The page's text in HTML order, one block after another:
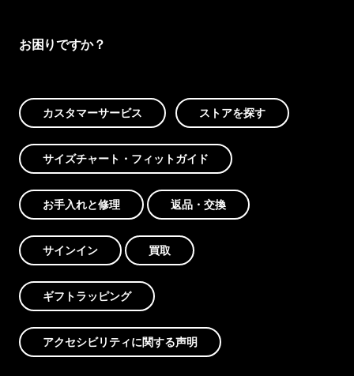
お困りですか？
カスタマーサービス ストアを探す
サイズチャート・フィットガイド
お手入れと修理 返品・交換
サインイン 買取
ギフトラッピング
アクセシビリティに関する声明